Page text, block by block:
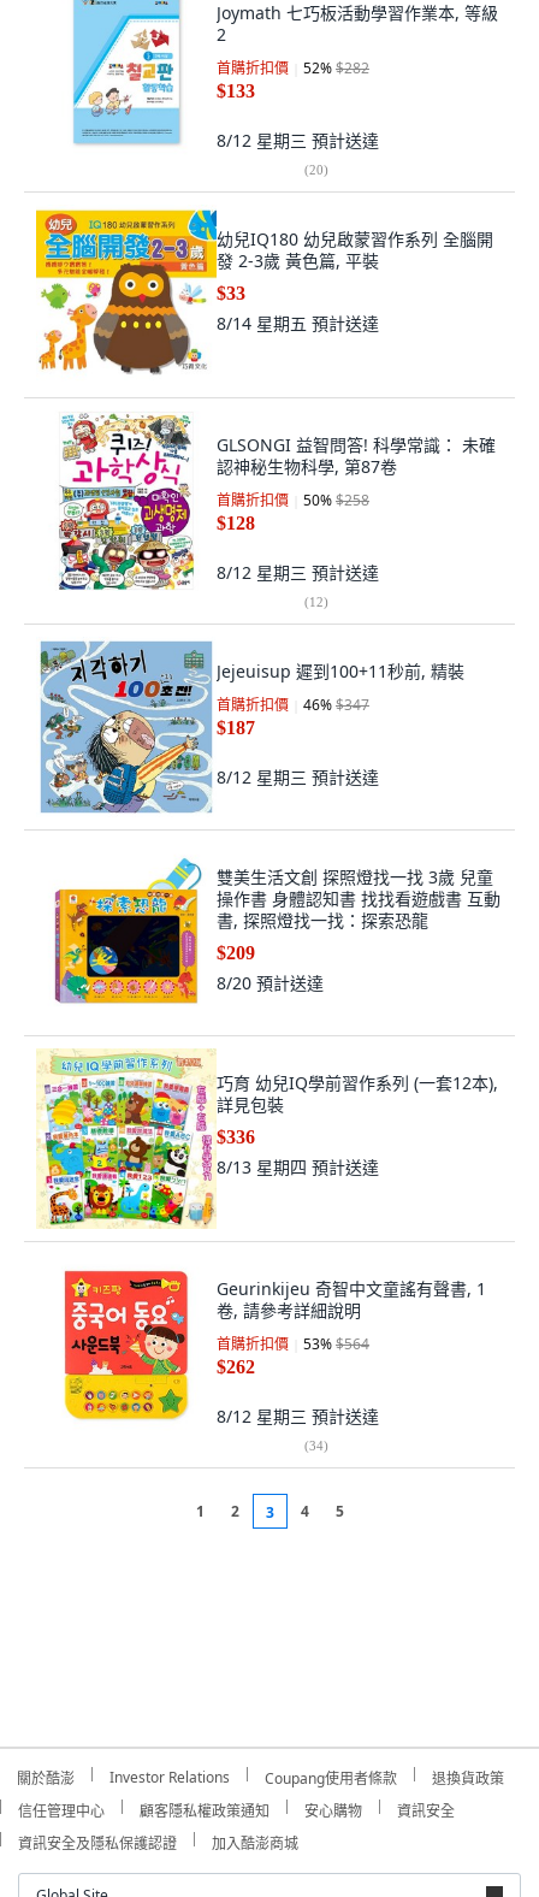
Joymath 七巧板活動學習作業本, 等級
2
首購折扣價 52%$282
$133
8/12 星期三 預計送達
(20)
幼兒IQ180 幼兒啟蒙習作系列 全腦開
發 2-3歲 黃色篇, 平裝
$33
8/14 星期五 預計送達
GLSONGI 益智問答! 科學常識： 未確
認神秘生物科學, 第87卷
首購折扣價 50%$258
$128
8/12 星期三 預計送達
(12)
Jejeuisup 遲到100+11秒前, 精裝
首購折扣價 46%$347
$187
8/12 星期三 預計送達
雙美生活文創 探照燈找一找 3歲 兒童
操作書 身體認知書 找找看遊戲書 互動
書, 探照燈找一找：探索恐龍
$209
8/20 預計送達
巧育 幼兒IQ學前習作系列 (一套12本),
詳見包裝
$336
8/13 星期四 預計送達
Geurinkijeu 奇智中文童謠有聲書, 1
卷, 請參考詳細說明
首購折扣價 53%$564
$262
8/12 星期三 預計送達
(34)
1 2 3 4 5
關於酷澎 Investor Relations Coupang使用者條款
退換貨政策
信任管理中心
顧客隱私權政策通知 安心購物
資訊安全
資訊安全及隱私保護認證
加入酷澎商城